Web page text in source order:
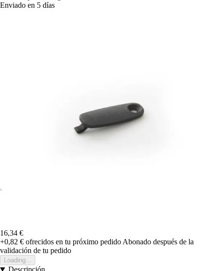
Enviado en 5 días
16,34 €
+0,82 € ofrecidos en tu próximo pedido Abonado después de la
validación de tu pedido
Loading...